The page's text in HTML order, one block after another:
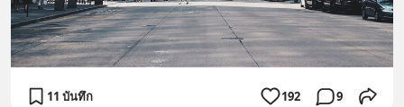
11 บันทึก 192 9